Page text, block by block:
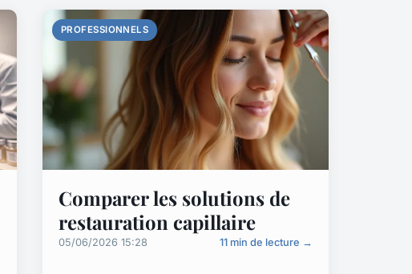
PROFESSIONNELS
Comparer les solutions de
restauration capillaire
05/06/2026 15:28 11 min de lecture →